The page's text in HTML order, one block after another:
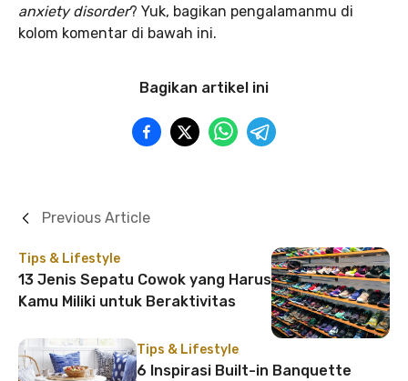
anxiety disorder? Yuk, bagikan pengalamanmu di
kolom komentar di bawah ini.
Bagikan artikel ini
Tips & Lifestyle
13 Jenis Sepatu Cowok yang Harus
Kamu Miliki untuk Beraktivitas
Previous Article
Tips & Lifestyle
6 Inspirasi Built-in Banquette